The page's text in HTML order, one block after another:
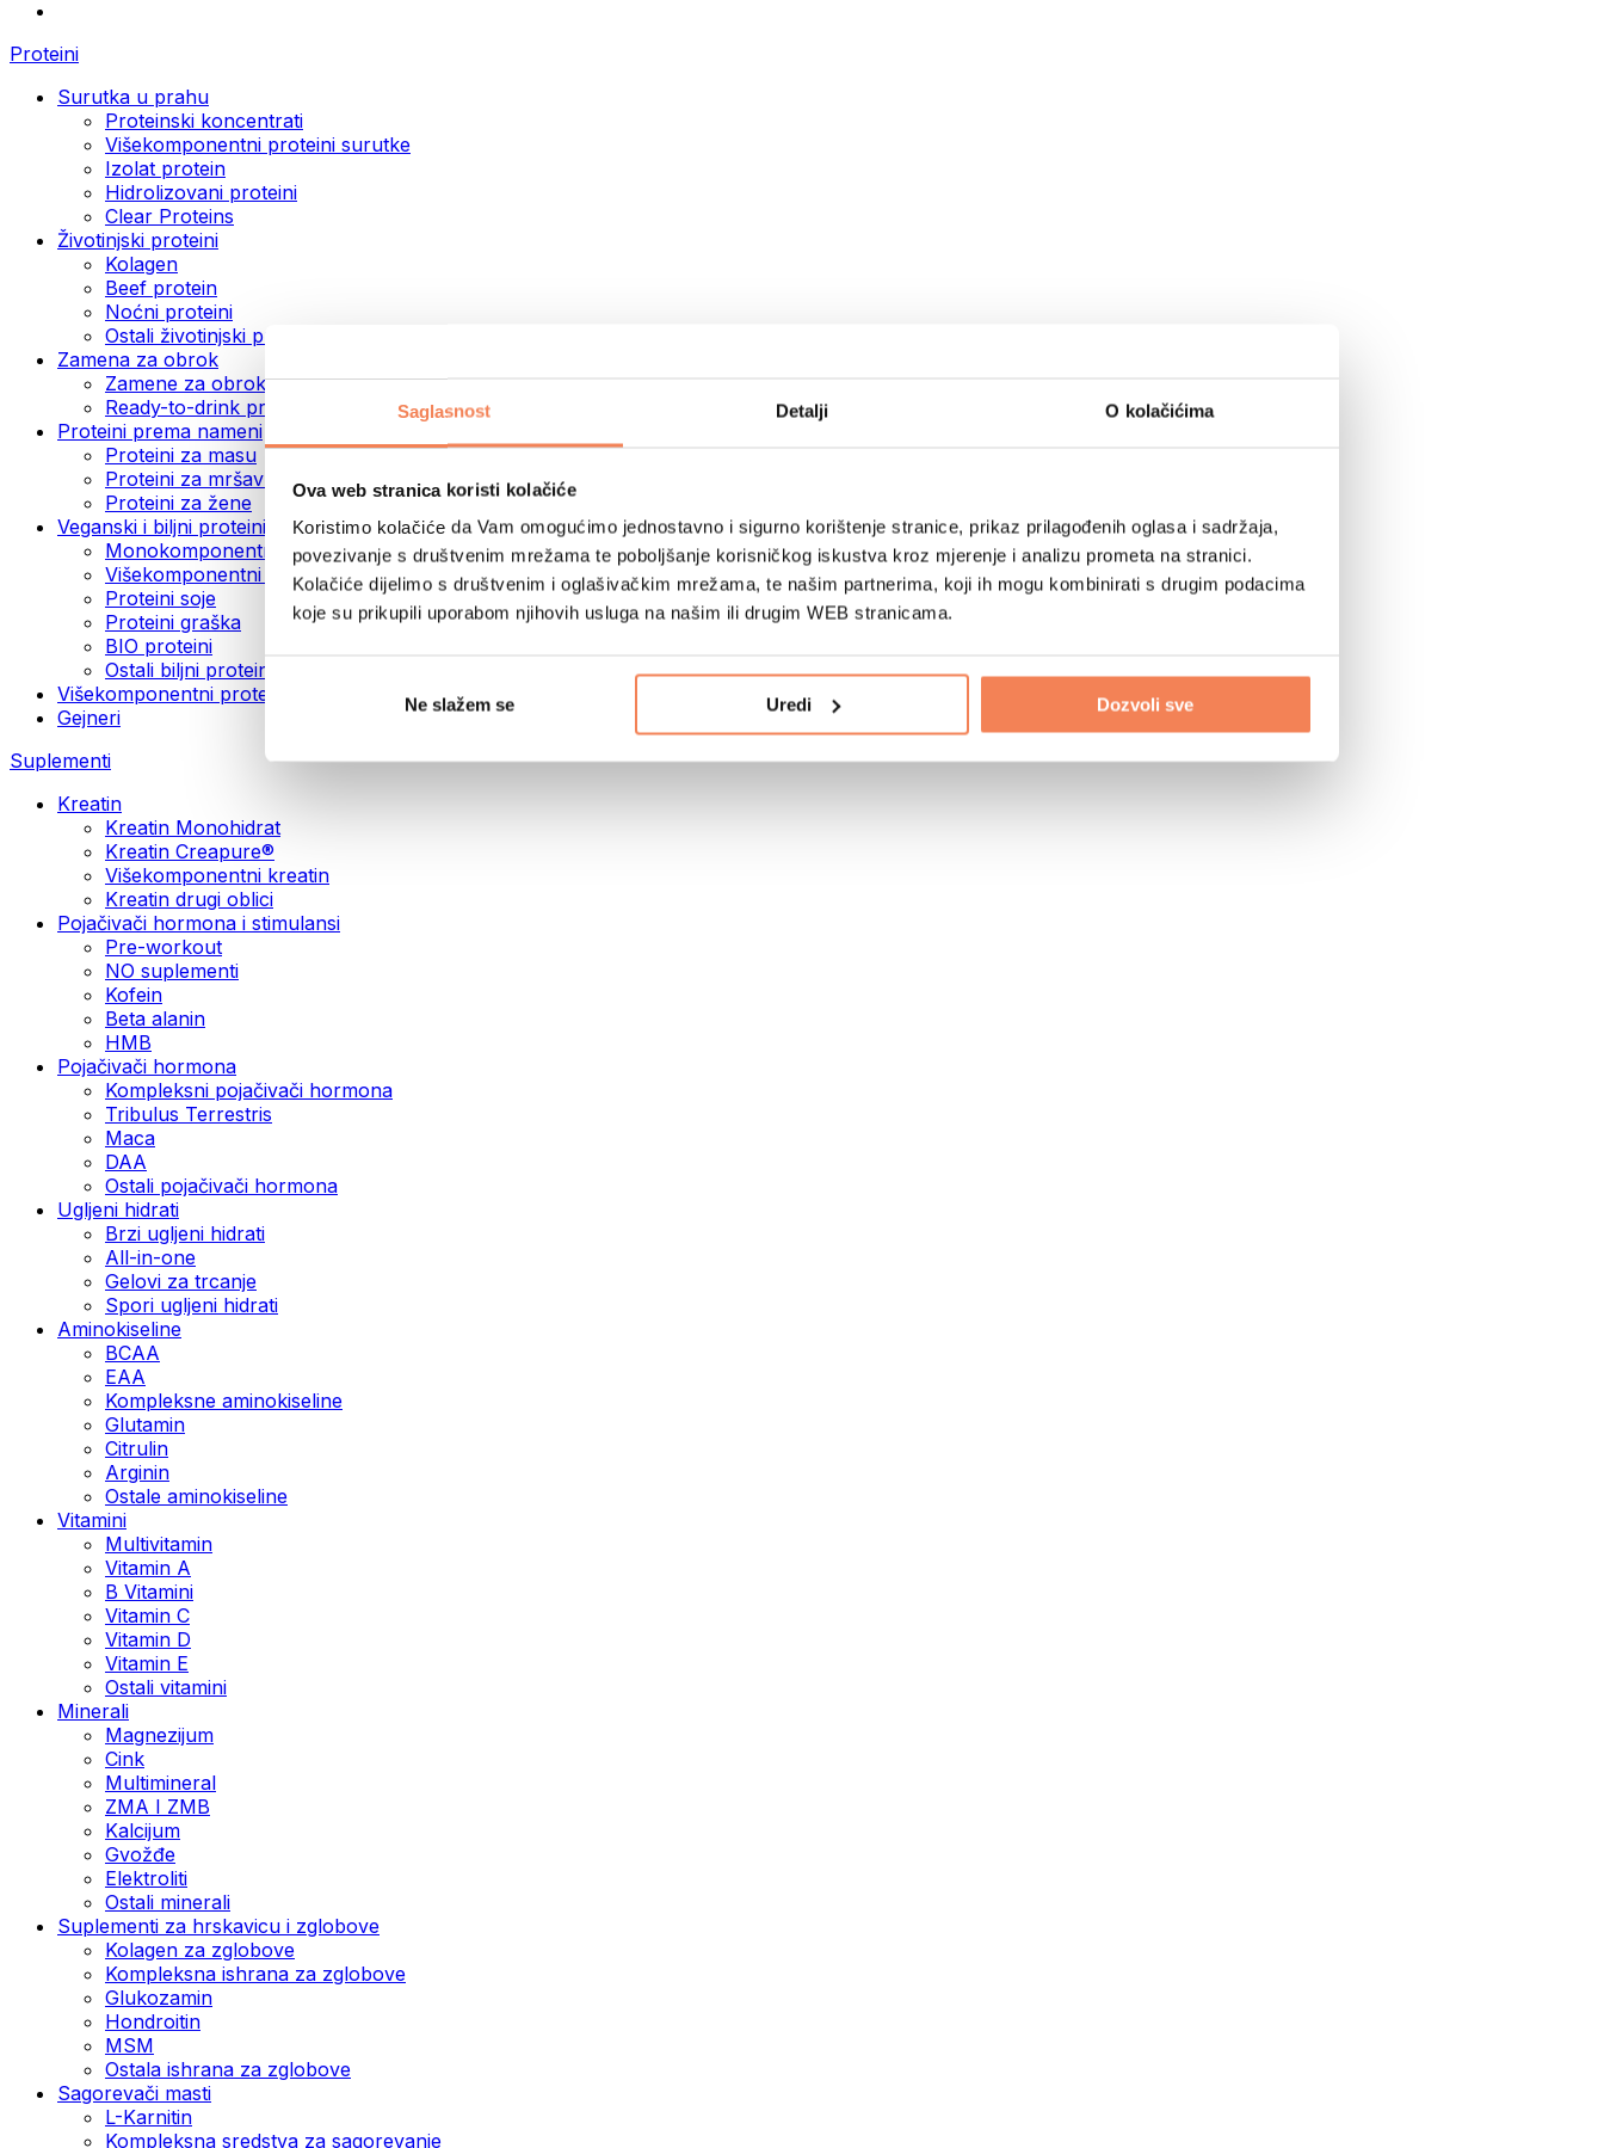
Saglasnost Detalji O kolačićima
Ova web stranica koristi kolačiće
Koristimo kolačiće da Vam omogućimo jednostavno i sigurno korištenje stranice, prikaz prilagođenih oglasa i sadržaja,
povezivanje s društvenim mrežama te poboljšanje korisničkog iskustva kroz mjerenje i analizu prometa na stranici.
Kolačiće dijelimo s društvenim i oglašivačkim mrežama, te našim partnerima, koji ih mogu kombinirati s drugim podacima
koje su prikupili uporabom njihovih usluga na našim ili drugim WEB stranicama.
Ne slažem se Uredi Dozvoli sve
Proteini
Surutka u prahu
Proteinski koncentrati
Višekomponentni proteini surutke
Izolat protein
Hidrolizovani proteini
Clear Proteins
Životinjski proteini
Kolagen
Beef protein
Noćni proteini
Ostali životinjski proteini
Zamena za obrok
Zamene za obrok u prahu
Ready-to-drink proteinski napici
Proteini prema nameni
Proteini za masu
Proteini za mršavljenje
Proteini za žene
Veganski i biljni proteini
Monokomponentni veganski proteini
Višekomponentni veganski proteini
Proteini soje
Proteini graška
BIO proteini
Ostali biljni proteini
Višekomponentni proteini
Gejneri
Suplementi
Kreatin
Kreatin Monohidrat
Kreatin Creapure®
Višekomponentni kreatin
Kreatin drugi oblici
Pojačivači hormona i stimulansi
Pre-workout
NO suplementi
Kofein
Beta alanin
HMB
Pojačivači hormona
Kompleksni pojačivači hormona
Tribulus Terrestris
Maca
DAA
Ostali pojačivači hormona
Ugljeni hidrati
Brzi ugljeni hidrati
All-in-one
Gelovi za trcanje
Spori ugljeni hidrati
Aminokiseline
BCAA
ЕАА
Kompleksne aminokiseline
Glutamin
Citrulin
Arginin
Ostale aminokiseline
Vitamini
Multivitamin
Vitamin A
B Vitamini
Vitamin C
Vitamin D
Vitamin E
Ostali vitamini
Minerali
Magnezijum
Cink
Multimineral
ZMA I ZMB
Kalcijum
Gvožđe
Elektroliti
Ostali minerali
Suplementi za hrskavicu i zglobove
Kolagen za zglobove
Kompleksna ishrana za zglobove
Glukozamin
Hondroitin
MSM
Ostala ishrana za zglobove
Sagorevači masti
L-Karnitin
Kompleksna sredstva za sagorevanje